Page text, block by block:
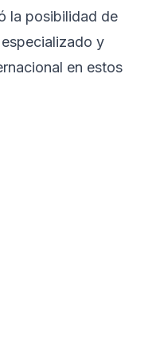
la posibilidad de
y
en estos